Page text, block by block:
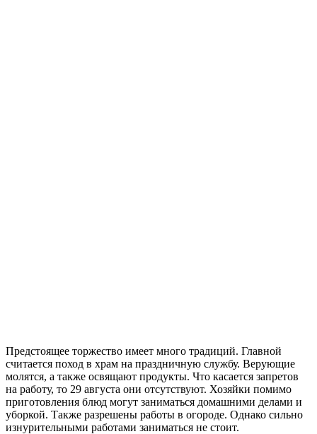
Предстоящее торжество имеет много традиций. Главной
считается поход в храм на праздничную службу. Верующие
молятся, а также освящают продукты. Что касается запретов
на работу, то 29 августа они отсутствуют. Хозяйки помимо
приготовления блюд могут заниматься домашними делами и
уборкой. Также разрешены работы в огороде. Однако сильно
изнурительными работами заниматься не стоит.